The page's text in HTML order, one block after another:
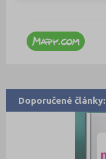
Doporučené články: